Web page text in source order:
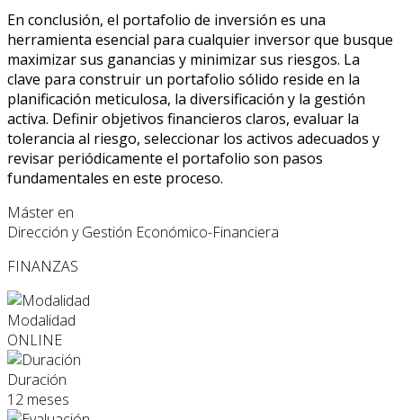
En conclusión, el portafolio de inversión es una
herramienta esencial para cualquier inversor que busque
maximizar sus ganancias y minimizar sus riesgos. La
clave para construir un portafolio sólido reside en la
planificación meticulosa, la diversificación y la gestión
activa. Definir objetivos financieros claros, evaluar la
tolerancia al riesgo, seleccionar los activos adecuados y
revisar periódicamente el portafolio son pasos
fundamentales en este proceso.
Máster en
Dirección y Gestión Económico-Financiera
FINANZAS
Modalidad
ONLINE
Duración
12 meses